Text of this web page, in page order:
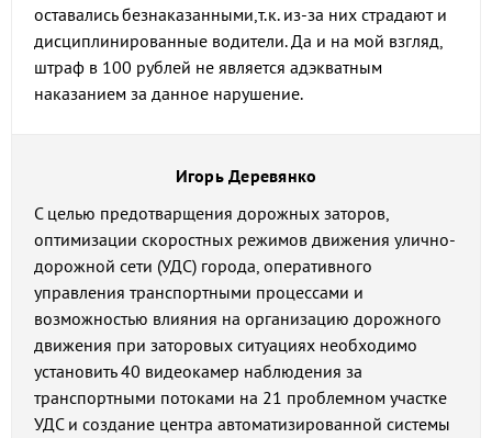
оставались безнаказанными,т.к. из-за них страдают и
дисциплинированные водители. Да и на мой взгляд,
штраф в 100 рублей не является адэкватным
наказанием за данное нарушение.
Игорь Деревянко
С целью предотварщения дорожных заторов,
оптимизации скоростных режимов движения улично-
дорожной сети (УДС) города, оперативного
управления транспортными процессами и
возможностью влияния на организацию дорожного
движения при заторовых ситуациях необходимо
установить 40 видеокамер наблюдения за
транспортными потоками на 21 проблемном участке
УДС и создание центра автоматизированной системы